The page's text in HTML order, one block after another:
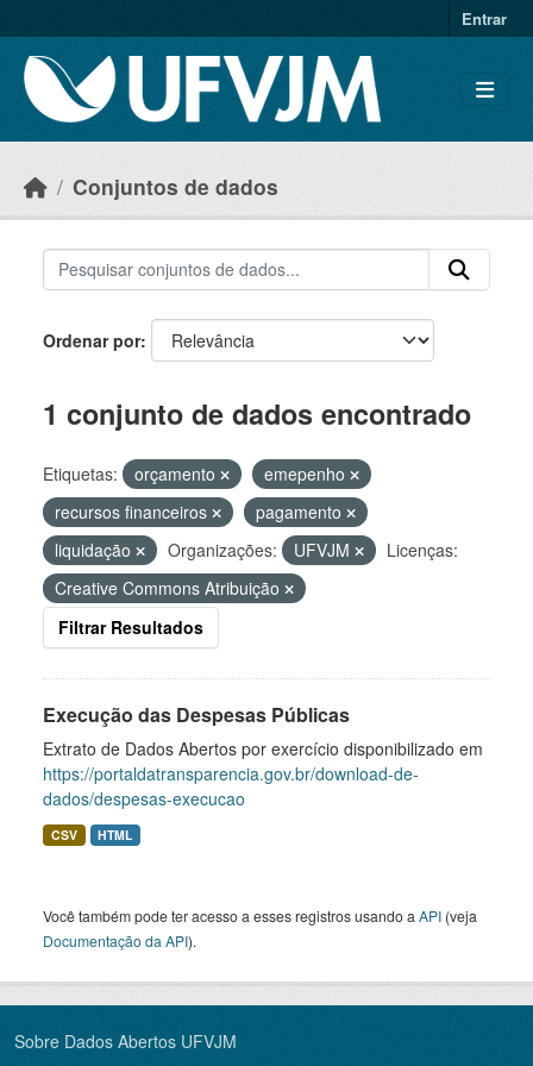
Entrar
Conjuntos de dados
Ordenar por
1 conjunto de dados encontrado
Etiquetas: orçamento
emepenho
recursos financeiros
pagamento
liquidação
Organizações: UFVJM
Licenças:
Creative Commons Atribuição
Filtrar Resultados
Execução das Despesas Públicas
Extrato de Dados Abertos por exercício disponibilizado em
https://portaldatransparencia.gov.br/download-de-
dados/despesas-execucao
CSV HTML
Você também pode ter acesso a esses registros usando a API (veja
Documentação da API).
Sobre Dados Abertos UFVJM